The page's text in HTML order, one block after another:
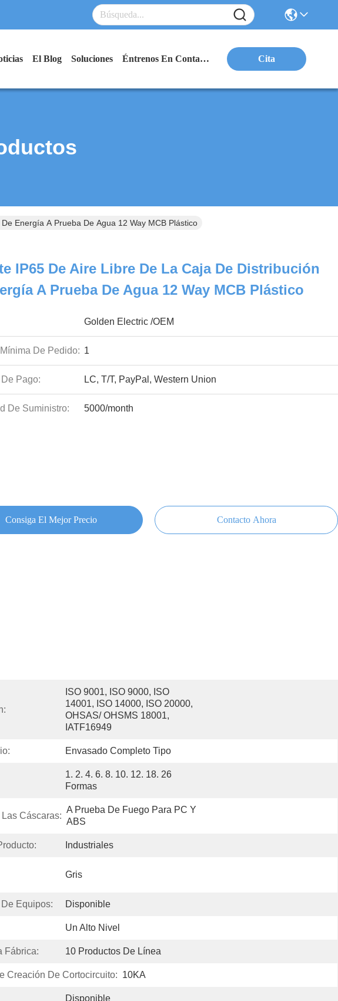
El Blog Soluciones Éntrenos En Contacto Con Cita
Energía A Prueba De Agua 12 Way MCB Plástico
IP65 De Aire Libre De La Caja De Distribución
A Prueba De Agua 12 Way MCB Plástico
Golden Electric /OEM
De Pedido: 1
Pago: LC, T/T, PayPal, Western Union
De Suministro: 5000/month
Consiga El Mejor Precio Contacto Ahora
ISO 9001, ISO 9000, ISO
14001, ISO 14000, ISO 20000,
OHSAS/ OHSMS 18001,
IATF16949
Envasado Completo Tipo
1. 2. 4. 6. 8. 10. 12. 18. 26
Formas
Cáscaras:
A Prueba De Fuego Para PC Y
ABS
Industriales
Gris
Equipos: Disponible
Un Alto Nivel
Fábrica: 10 Productos De Línea
Creación De Cortocircuito: 10KA
Disponible